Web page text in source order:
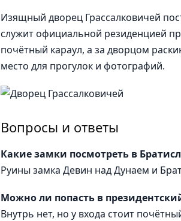
Изящный дворец Грассалковичей
служит официальной резиденцией
почётный караул, а за дворцом
место для прогулок и фотографий.
Вопросы и ответы
Какие замки посмотреть в
Руины замка Девин над Дунаем и
Можно ли попасть в
Внутрь нет, но у входа стоит